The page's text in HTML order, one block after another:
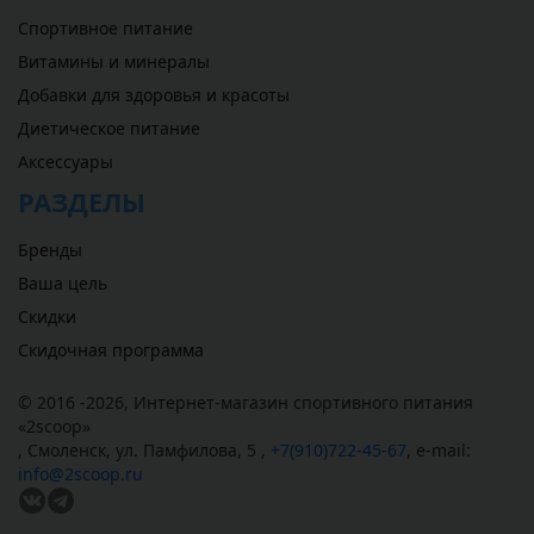
Спортивное питание
Витамины и минералы
Добавки для здоровья и красоты
Диетическое питание
Аксессуары
РАЗДЕЛЫ
Бренды
Ваша цель
Скидки
Скидочная программа
© 2016 -2026, Интернет-магазин спортивного питания
«2scoop»
, Смоленск, ул. Памфилова, 5 , +7(910)722-45-67, e-mail:
info@2scoop.ru